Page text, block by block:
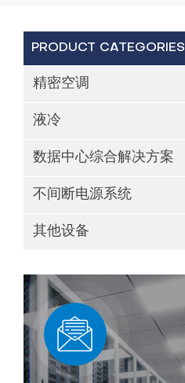
PRODUCT CATEGORIES
精密空调
液冷
数据中心综合解决方案
不间断电源系统
其他设备